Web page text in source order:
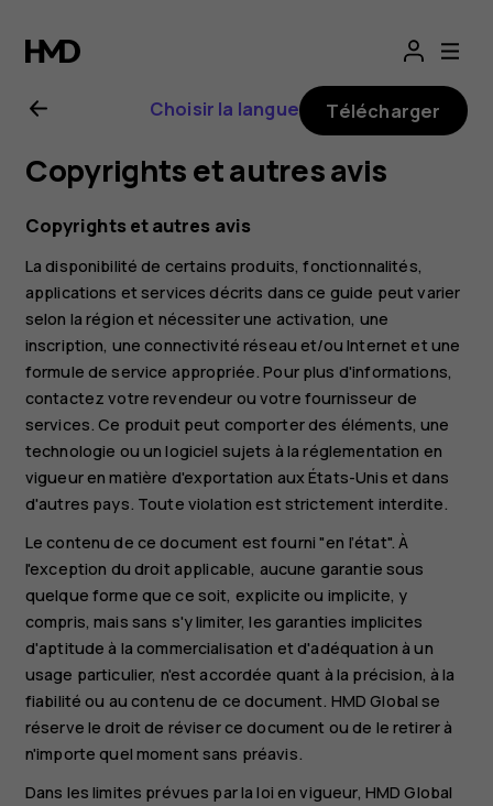
Guide
de
l'utilisateur
Nokia
G21
Choisir la langue Télécharger
Copyrights et autres avis
Copyrights et autres avis
La disponibilité de certains produits, fonctionnalités,
applications et services décrits dans ce guide peut varier
selon la région et nécessiter une activation, une
inscription, une connectivité réseau et/ou Internet et une
formule de service appropriée. Pour plus d'informations,
contactez votre revendeur ou votre fournisseur de
services. Ce produit peut comporter des éléments, une
technologie ou un logiciel sujets à la réglementation en
vigueur en matière d'exportation aux États-Unis et dans
d'autres pays. Toute violation est strictement interdite.
Le contenu de ce document est fourni "en l’état". À
l'exception du droit applicable, aucune garantie sous
quelque forme que ce soit, explicite ou implicite, y
compris, mais sans s'y limiter, les garanties implicites
d'aptitude à la commercialisation et d'adéquation à un
usage particulier, n'est accordée quant à la précision, à la
fiabilité ou au contenu de ce document. HMD Global se
réserve le droit de réviser ce document ou de le retirer à
n'importe quel moment sans préavis.
Dans les limites prévues par la loi en vigueur, HMD Global